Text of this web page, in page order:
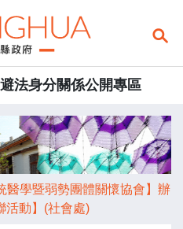
法身分關係公開專區
醫學暨弱勢團體關懷協會】辦
活動】(社會處)